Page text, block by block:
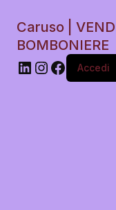
Caruso |
BOMBONIERE
Accedi